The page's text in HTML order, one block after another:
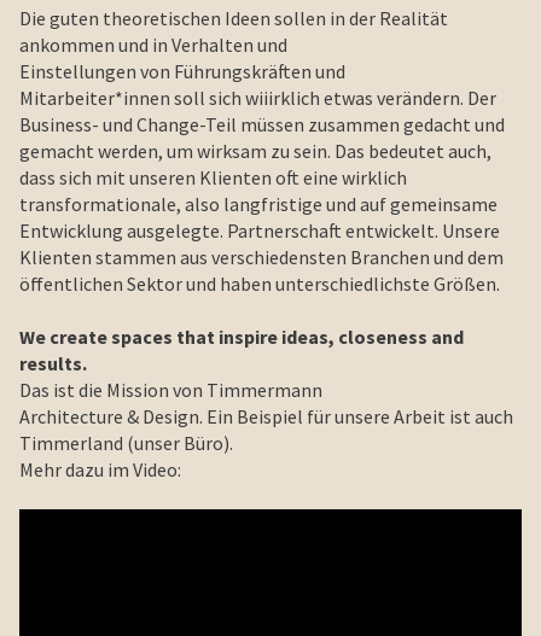
Die guten theoretischen Ideen sollen in der Realität
ankommen und in Verhalten und
Einstellungen von Führungskräften und
Mitarbeiter*innen soll sich wiiirklich etwas verändern. Der
Business- und Change-Teil müssen zusammen gedacht und
gemacht werden, um wirksam zu sein. Das bedeutet auch,
dass sich mit unseren Klienten oft eine wirklich
transformationale, also langfristige und auf gemeinsame
Entwicklung ausgelegte. Partnerschaft entwickelt. Unsere
Klienten stammen aus verschiedensten Branchen und dem
öffentlichen Sektor und haben unterschiedlichste Größen.
We create spaces that inspire ideas, closeness and
results.
Das ist die Mission von Timmermann
Architecture & Design. Ein Beispiel für unsere Arbeit ist auch
Timmerland (unser Büro).
Mehr dazu im Video: